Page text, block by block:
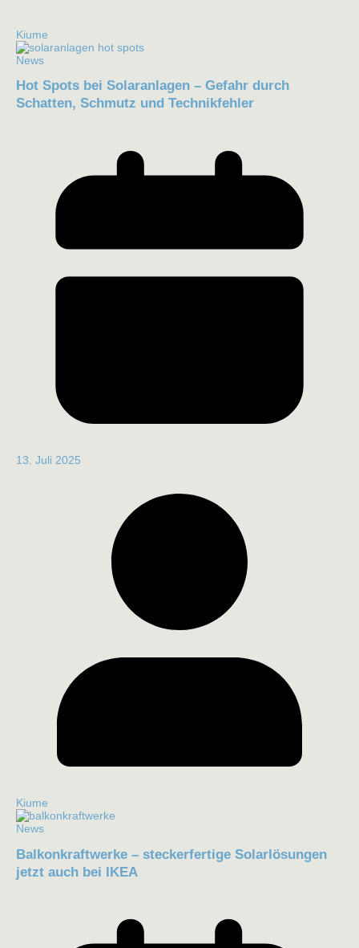
Kiume
News
Hot Spots bei Solaranlagen – Gefahr durch
Schatten, Schmutz und Technikfehler
13. Juli 2025
Kiume
News
Balkonkraftwerke – steckerfertige Solarlösungen
jetzt auch bei IKEA